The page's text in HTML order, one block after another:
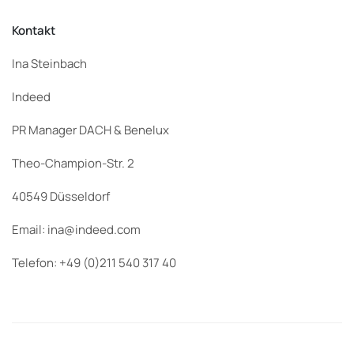
Kontakt
Ina Steinbach
Indeed
PR Manager DACH & Benelux
Theo-Champion-Str. 2
40549 Düsseldorf
Email: ina@indeed.com
Telefon: +49 (0)211 540 317 40